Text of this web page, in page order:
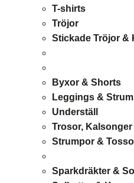
T-shirts
Tröjor
Stickade Tröjor &
Byxor & Shorts
Leggings &
Underställ
Trosor,
Strumpor &
Sparkdräkter &